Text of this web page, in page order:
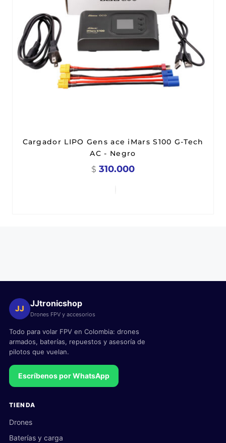
Cargador LIPO Gens ace iMars S100 G-Tech
AC - Negro
$ 310.000
JJ
JJtronicshop
Drones FPV y accesorios
Todo para volar FPV en Colombia: drones
armados, baterías, repuestos y asesoría de
pilotos que vuelan.
Escríbenos por WhatsApp
TIENDA
Drones
Baterías y carga